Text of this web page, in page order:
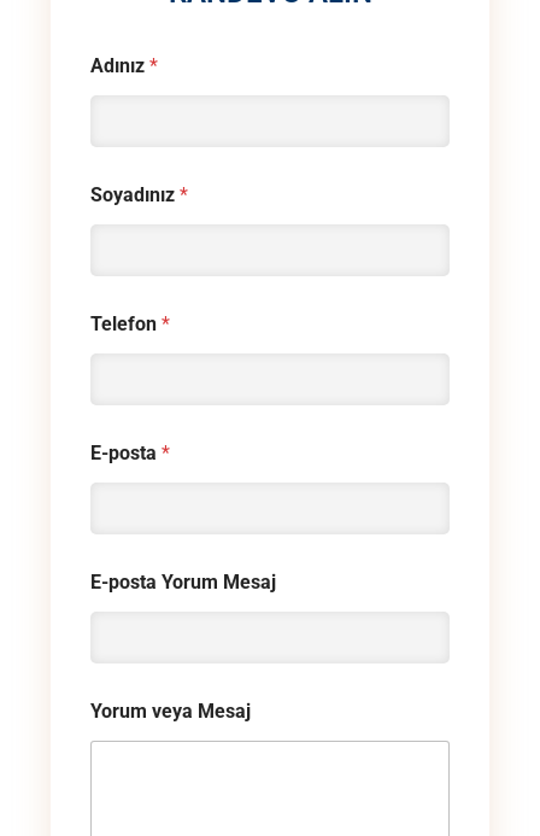
Adınız *
Soyadınız *
Telefon *
E-posta *
E-posta Yorum Mesaj
Yorum veya Mesaj